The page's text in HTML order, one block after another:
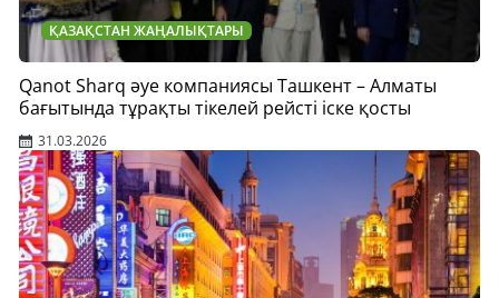
ҚАЗАҚСТАН ЖАҢАЛЫҚТАРЫ
Qanot Sharq әуе компаниясы Ташкент – Алматы
бағытында тұрақты тікелей рейсті іске қосты
31.03.2026